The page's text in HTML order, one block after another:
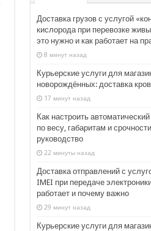
Доставка грузов с услугой
кислорода при перевозке
это нужно и как работает на
8 минут назад
Курьерские услуги для
новорождённых: доставка
17 минут назад
Как настроить
по весу, габаритам и
руководство
22 минуты назад
Доставка отправлений с
IMEI при передаче
работает и почему важно
29 минут назад
Курьерские услуги для